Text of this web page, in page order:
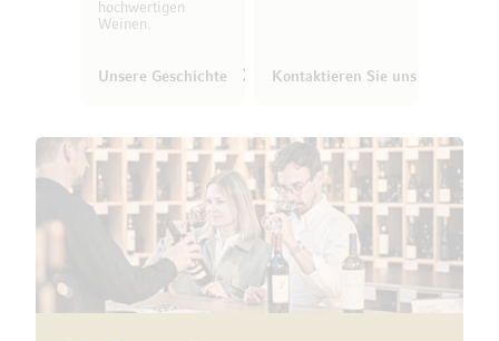
hochwertigen
Weinen.
Unsere Geschichte Kontaktieren Sie uns